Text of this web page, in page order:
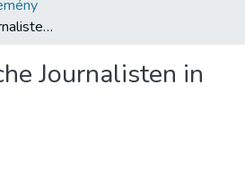
Schweizerische Journalisten in Ungarn
Journalisten in